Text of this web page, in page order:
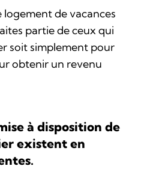
de vacances
partie de ceux qui
soit simplement pour
obtenir un revenu
à disposition de
existent en